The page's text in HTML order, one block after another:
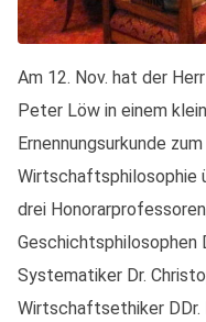
Am 12. Nov. hat der
Peter Löw in einem
Ernennungsurkunde
Wirtschaftsphilosophie
drei
Geschichtsphilosophen
Systematiker Dr.
Wirtschaftsethiker DDr.